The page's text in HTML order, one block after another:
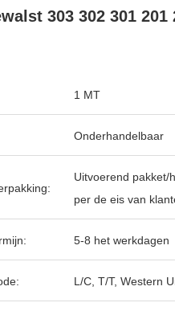
303 302 301 201
1 MT
Onderhandelbaar
Uitvoerend pakket/
per de eis van
5-8 het werkdagen
L/C, T/T, Western